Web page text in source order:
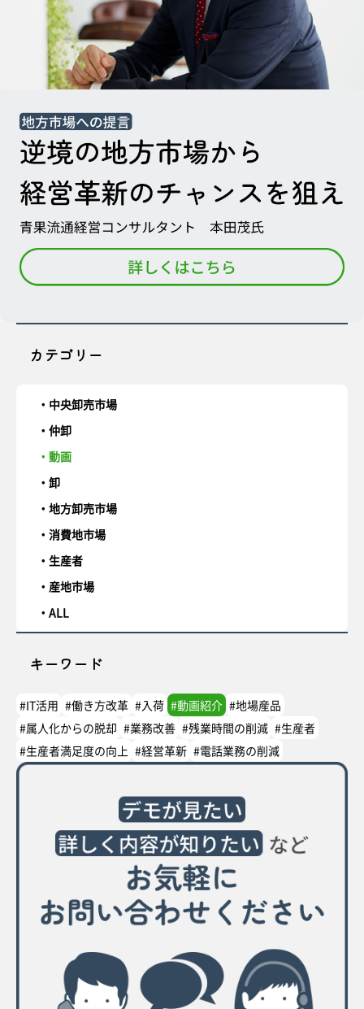
カテゴリー
中央卸売市場
仲卸
動画
卸
地方卸売市場
消費地市場
生産者
産地市場
ALL
キーワード
#IT活用 #働き方改革 #入荷 #動画紹介 #地場産品
#属人化からの脱却 #業務改善 #残業時間の削減 #生産者
#生産者満足度の向上 #経営革新 #電話業務の削減